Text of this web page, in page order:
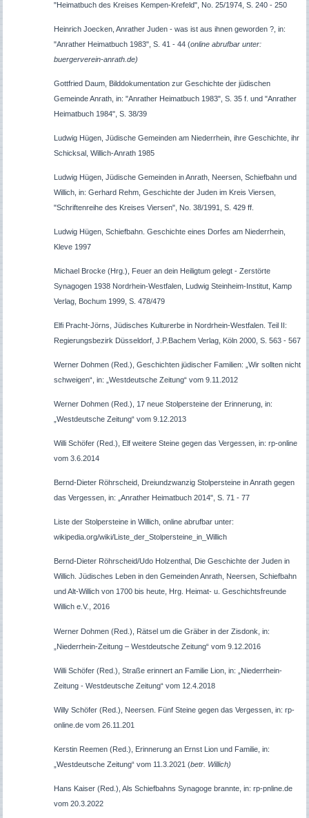
"Heimatbuch des Kreises Kempen-Krefeld", No. 25/1974, S. 240 - 250
Heinrich Joecken, Anrather Juden - was ist aus ihnen geworden ?, in:
"Anrather Heimatbuch 1983", S. 41 - 44 (online abrufbar unter:
buergerverein-anrath.de)
Gottfried Daum, Bilddokumentation zur Geschichte der jüdischen
Gemeinde Anrath, in: "Anrather Heimatbuch 1983", S. 35 f. und "Anrather
Heimatbuch 1984", S. 38/39
Ludwig Hügen, Jüdische Gemeinden am Niederrhein, ihre Geschichte, ihr
Schicksal, Willich-Anrath 1985
Ludwig Hügen, Jüdische Gemeinden in Anrath, Neersen, Schiefbahn und
Willich, in: Gerhard Rehm, Geschichte der Juden im Kreis Viersen,
"Schriftenreihe des Kreises Viersen", No. 38/1991, S. 429 ff.
Ludwig Hügen, Schiefbahn. Geschichte eines Dorfes am Niederrhein,
Kleve 1997
Michael Brocke (Hrg.), Feuer an dein Heiligtum gelegt - Zerstörte
Synagogen 1938 Nordrhein-Westfalen, Ludwig Steinheim-Institut, Kamp
Verlag, Bochum 1999, S. 478/479
Elfi Pracht-Jörns, Jüdisches Kulturerbe in Nordrhein-Westfalen. Teil II:
Regierungsbezirk Düsseldorf, J.P.Bachem Verlag, Köln 2000, S. 563 - 567
Werner Dohmen (Red.), Geschichten jüdischer Familien: „Wir sollten nicht
schweigen“, in: „Westdeutsche Zeitung“ vom 9.11.2012
Werner Dohmen (Red.), 17 neue Stolpersteine der Erinnerung, in:
„Westdeutsche Zeitung“ vom 9.12.2013
Willi Schöfer (Red.), Elf weitere Steine gegen das Vergessen, in: rp-online
vom 3.6.2014
Bernd-Dieter Röhrscheid, Dreiundzwanzig Stolpersteine in Anrath gegen
das Vergessen, in: „Anrather Heimatbuch 2014", S. 71 - 77
Liste der Stolpersteine in Willich, online abrufbar unter:
wikipedia.org/wiki/Liste_der_Stolpersteine_in_Willich
Bernd-Dieter Röhrscheid/Udo Holzenthal, Die Geschichte der Juden in
Willich. Jüdisches Leben in den Gemeinden Anrath, Neersen, Schiefbahn
und Alt-Willich von 1700 bis heute, Hrg. Heimat- u. Geschichtsfreunde
Willich e.V.
, 2016
Werner Dohmen (Red.), Rätsel um die Gräber in der Zisdonk, in:
„Niederrhein-Zeitung – Westdeutsche Zeitung“ vom 9.12.2016
Willi Schöfer (Red.), Straße erinnert an Familie Lion, in: „Niederrhein-
Zeitung - Westdeutsche Zeitung“ vom 12.4.2018
Willy Schöfer (Red.), Neersen. Fünf Steine gegen das Vergessen, in: rp-
online.de vom 26.11.201
Kerstin Reemen (Red.), Erinnerung an Ernst Lion und Familie, in:
„Westdeutsche Zeitung“ vom 11.3.2021 (betr. Willich)
Hans Kaiser (Red.), Als Schiefbahns Synagoge brannte, in: rp-pnline.de
vom 20.3.2022